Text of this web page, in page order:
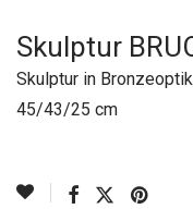
Skulptur
Skulptur in
45/43/25 cm